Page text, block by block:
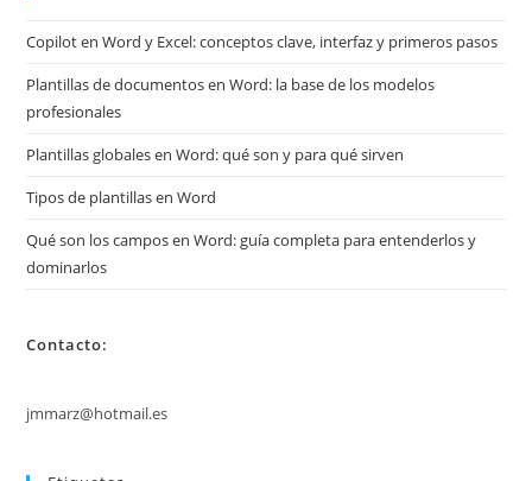
Copilot en Word y Excel: conceptos clave, interfaz y primeros pasos
Plantillas de documentos en Word: la base de los modelos
profesionales
Plantillas globales en Word: qué son y para qué sirven
Tipos de plantillas en Word
Qué son los campos en Word: guía completa para entenderlos y
dominarlos
Contacto:
jmmarz@hotmail.es